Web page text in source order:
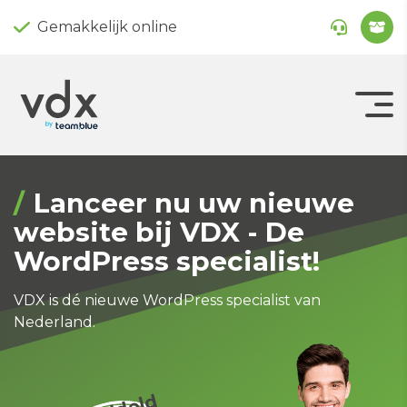
Gemakkelijk online
Lanceer nu uw nieuwe
website bij VDX - De
WordPress specialist!
VDX is dé nieuwe WordPress specialist van
Nederland.